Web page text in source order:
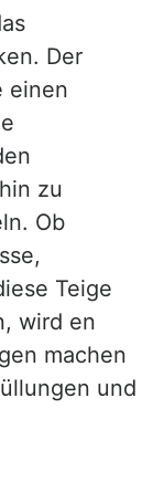
Der
einen
zu
Ob
Teige
wird en
machen
und